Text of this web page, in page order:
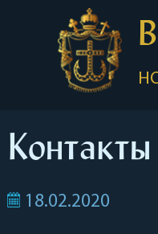
Контакты
18.02.2020